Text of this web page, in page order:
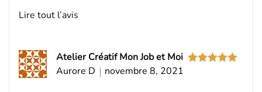
Lire tout l’avis
Atelier Créatif Mon Job et Moi
Aurore D
novembre 8, 2021